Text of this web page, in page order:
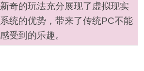
新奇的玩法充分展现了虚拟现实
系统的优势，带来了传统PC不能
感受到的乐趣。